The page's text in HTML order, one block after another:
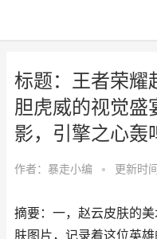
标题：王者荣耀
胆虎威的视觉盛
影，引擎之心轰
作者： 暴走小编 • 更新时
摘要：一，赵云皮肤的
肤图片，记录着这位英